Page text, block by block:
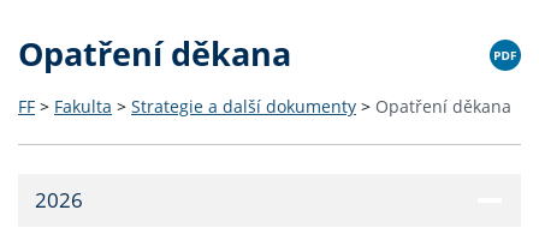
Opatření děkana
FF > Fakulta > Strategie a další dokumenty > Opatření děkana
2026